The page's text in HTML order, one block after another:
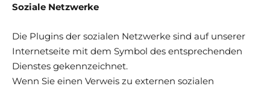
Soziale Netzwerke
Die Plugins der sozialen Netzwerke sind auf unserer
Internetseite mit dem Symbol des entsprechenden
Dienstes gekennzeichnet.
Wenn Sie einen Verweis zu externen sozialen